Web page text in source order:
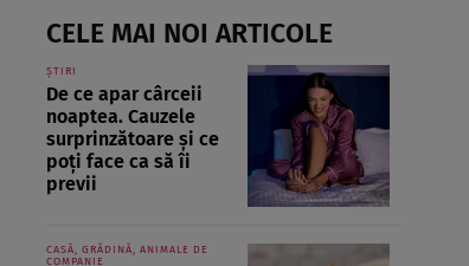
CELE MAI NOI ARTICOLE
ȘTIRI
De ce apar cârceii
noaptea. Cauzele
surprinzătoare și ce
poți face ca să îi
previi
CASĂ, GRĂDINĂ, ANIMALE DE
COMPANIE